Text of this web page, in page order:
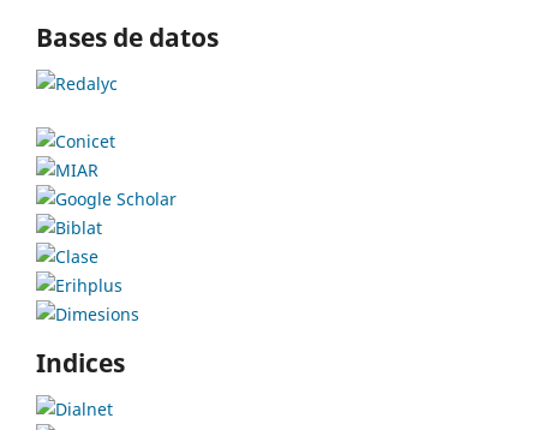
Bases de datos
Indices